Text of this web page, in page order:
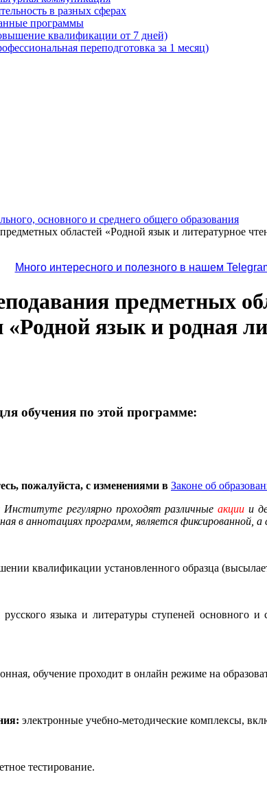
в разных сферах
программы
квалификации от 7 дней)
переподготовка за 1 месяц)
основного и среднего общего образования
областей «Родной язык и
Много интересного и полезного в нашем
предметных
«Родной язык и
обучения по этой программе:
пожалуйста, с изменениями в Законе об
регулярно проходят различные акции и
в аннотациях программ, является фиксированной,
квалификации установленного образца
русского языка и литературы ступеней основного
обучение проходит в онлайн режиме на
электронные учебно-методические комплексы,
тестирование.